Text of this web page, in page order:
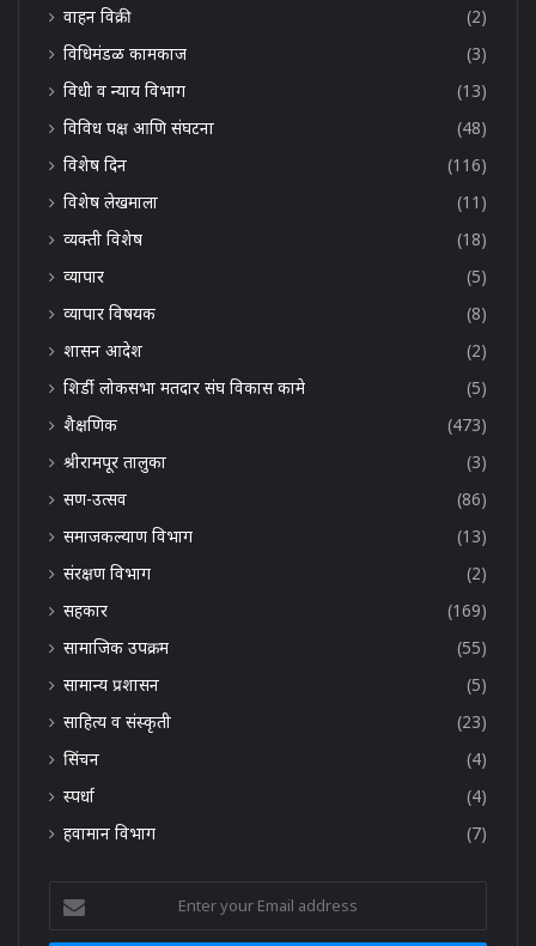
वाहन विक्री
(2)
विधिमंडळ कामकाज
(3)
विधी व न्याय विभाग
(13)
विविध पक्ष आणि संघटना
(48)
विशेष दिन
(116)
विशेष लेखमाला
(11)
व्यक्ती विशेष
(18)
व्यापार
(5)
व्यापार विषयक
(8)
शासन आदेश
(2)
शिर्डी लोकसभा मतदार संघ विकास कामे
(5)
शैक्षणिक
(473)
श्रीरामपूर तालुका
(3)
सण-उत्सव
(86)
समाजकल्याण विभाग
(13)
संरक्षण विभाग
(2)
सहकार
(169)
सामाजिक उपक्रम
(55)
सामान्य प्रशासन
(5)
साहित्य व संस्कृती
(23)
सिंचन
(4)
स्पर्धा
(4)
हवामान विभाग
(7)
your